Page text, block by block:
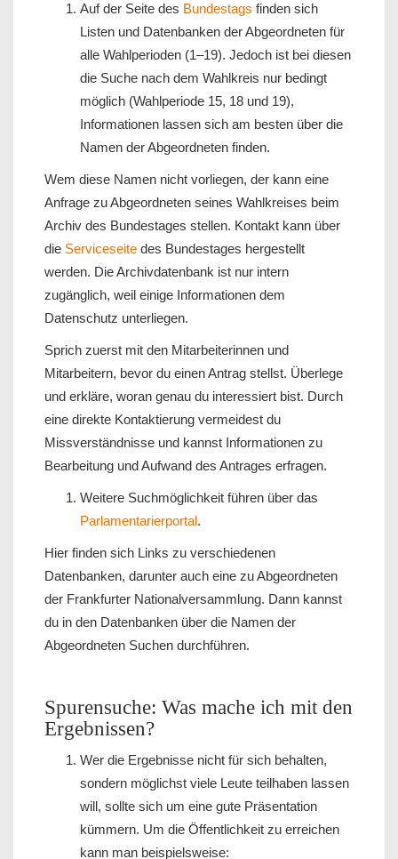
Auf der Seite des Bundestags finden sich
Listen und Datenbanken der Abgeordneten für
alle Wahlperioden (1–19). Jedoch ist bei diesen
die Suche nach dem Wahlkreis nur bedingt
möglich (Wahlperiode 15, 18 und 19),
Informationen lassen sich am besten über die
Namen der Abgeordneten finden.
Wem diese Namen nicht vorliegen, der kann eine
Anfrage zu Abgeordneten seines Wahlkreises beim
Archiv des Bundestages stellen. Kontakt kann über
die Serviceseite des Bundestages hergestellt
werden. Die Archivdatenbank ist nur intern
zugänglich, weil einige Informationen dem
Datenschutz unterliegen.
Sprich zuerst mit den Mitarbeiterinnen und
Mitarbeitern, bevor du einen Antrag stellst. Überlege
und erkläre, woran genau du interessiert bist. Durch
eine direkte Kontaktierung vermeidest du
Missverständnisse und kannst Informationen zu
Bearbeitung und Aufwand des Antrages erfragen.
Weitere Suchmöglichkeit führen über das
Parlamentarierportal.
Hier finden sich Links zu verschiedenen
Datenbanken, darunter auch eine zu Abgeordneten
der Frankfurter Nationalversammlung. Dann kannst
du in den Datenbanken über die Namen der
Abgeordneten Suchen durchführen.
Spurensuche: Was mache ich mit den
Ergebnissen?
Wer die Ergebnisse nicht für sich behalten,
sondern möglichst viele Leute teilhaben lassen
will, sollte sich um eine gute Präsentation
kümmern. Um die Öffentlichkeit zu erreichen
kann man beispielsweise: